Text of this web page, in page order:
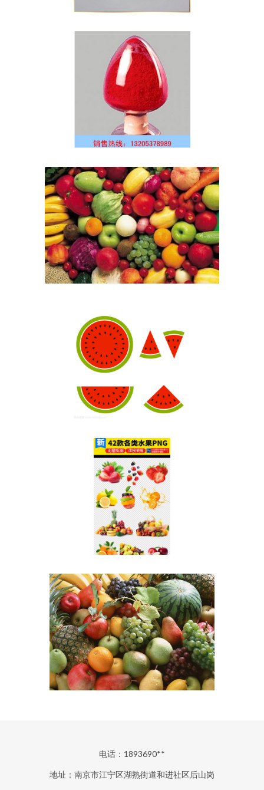
电话：1893690**
地址：南京市江宁区湖熟街道和进社区后山岗